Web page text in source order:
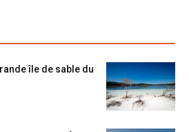
île de sable du